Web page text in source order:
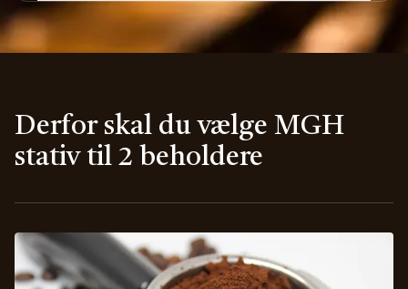
Derfor skal du vælge MGH
stativ til 2 beholdere